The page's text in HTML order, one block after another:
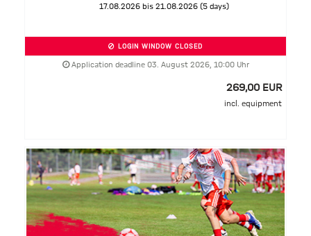
17.08.2026 bis 21.08.2026 (5 days)
LOGIN WINDOW CLOSED
Application deadline 03. August 2026, 10:00 Uhr
269,00 EUR
incl. equipment